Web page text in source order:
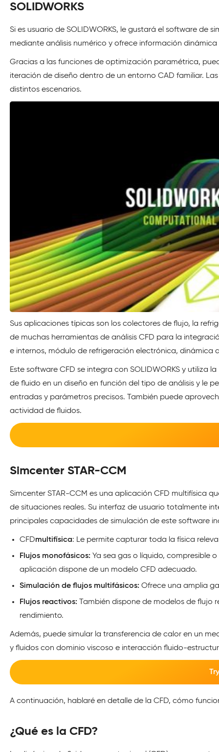
SOLIDWORKS
Si es usuario de SOLIDWORKS, le gustará el software de
mediante análisis numérico y ofrece información
Gracias a las funciones de optimización paramétrica,
iteración de diseño dentro de un entorno CAD familiar.
distintos escenarios.
Sus aplicaciones típicas son los colectores de flujo, la
de muchas herramientas de análisis CFD para la
e internos, módulo de refrigeración electrónica, dinámica
Este software CFD se integra con SOLIDWORKS y
de fluido en un diseño en función del tipo de análisis y le
entradas y parámetros precisos. También puede
actividad de fluidos.
Simcenter STAR-CCM
Simcenter STAR-CCM es una aplicación CFD multifísica
de situaciones reales. Su interfaz de usuario totalmente
principales capacidades de simulación de este software
CFDmultifísica: Le permite capturar toda la física
Flujos monofásicos: Ya sea gas o líquido, compresible
aplicación dispone de un modelo CFD adecuado.
Simulación de flujos multifásicos: Ofrece una amplia
Flujos reactivos:
También dispone de modelos de
rendimiento.
Además, puede simular la transferencia de calor en un
y fluidos con dominio viscoso e interacción fluido-
A continuación, hablaré en detalle de la CFD, cómo
¿Qué es la CFD?